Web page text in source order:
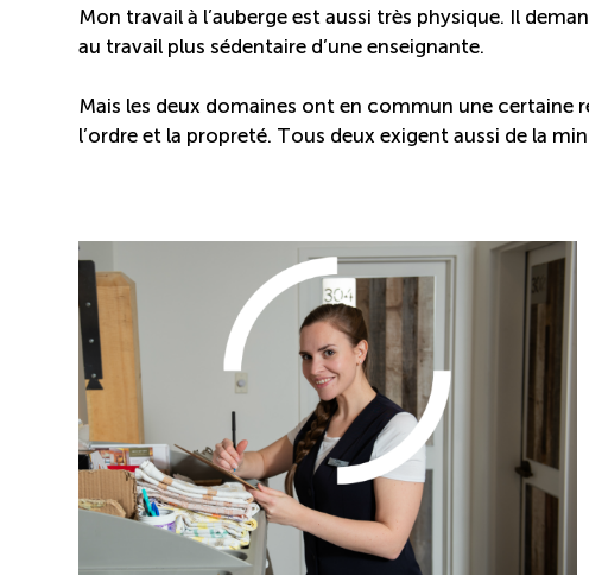
Mon travail à l’auberge est aussi très physique. Il
au travail plus sédentaire d’une enseignante.
Mais les deux domaines ont en commun une certaine
l’ordre et la propreté. Tous deux exigent aussi de la